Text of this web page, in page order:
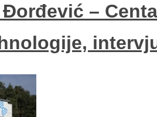
Đorđević –